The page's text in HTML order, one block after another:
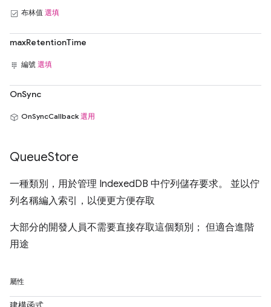
布林值 選填
maxRetentionTime
編號 選填
OnSync
OnSyncCallback 選用
QueueStore
一種類別，用於管理 IndexedDB 中佇列儲存要求。 並以佇
列名稱編入索引，以便更方便存取
大部分的開發人員不需要直接存取這個類別； 但適合進階
用途
屬性